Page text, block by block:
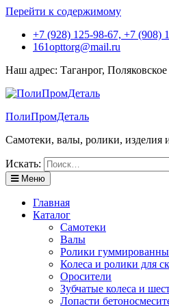
Перейти к содержимому
+7 (928) 125-98-67, +7 (908)
161opttorg@mail.ru
Наш адрес: Таганрог,
ПолиПромДеталь
Самотеки, валы, ролики, изделия
Искать:
Меню
Главная
Каталог
Самотеки
Валы
Ролики
Колеса и ролики для
Оросители
Зубчатые колеса и
Лопасти